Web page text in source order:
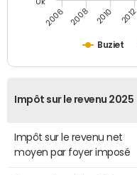
Buziet
2006 2008 2010 2012
0k
Impôt sur le revenu 2025
Impôt sur le revenu net
moyen par foyer imposé